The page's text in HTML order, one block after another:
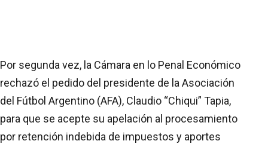
Por segunda vez, la Cámara en lo Penal Económico
rechazó el pedido del presidente de la Asociación
del Fútbol Argentino (AFA), Claudio “Chiqui” Tapia,
para que se acepte su apelación al procesamiento
por retención indebida de impuestos y aportes